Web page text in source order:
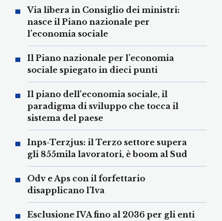
Via libera in Consiglio dei ministri:
nasce il Piano nazionale per
l’economia sociale
Il Piano nazionale per l’economia
sociale spiegato in dieci punti
Il piano dell'economia sociale, il
paradigma di sviluppo che tocca il
sistema del paese
Inps-Terzjus: il Terzo settore supera
gli 855mila lavoratori, è boom al Sud
Odv e Aps con il forfettario
disapplicano l’Iva
Esclusione IVA fino al 2036 per gli enti